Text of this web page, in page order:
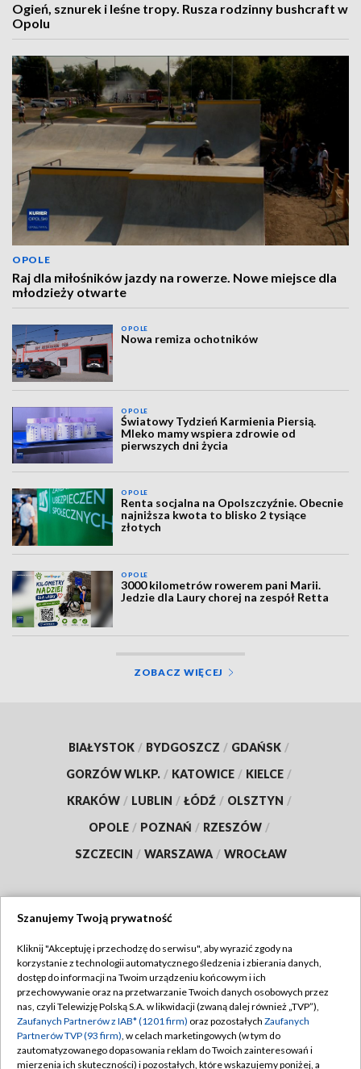
Ogień, sznurek i leśne tropy. Rusza rodzinny bushcraft w
Opolu
OPOLE
Raj dla miłośników jazdy na rowerze. Nowe miejsce dla
młodzieży otwarte
OPOLE
Nowa remiza ochotników
OPOLE
Światowy Tydzień Karmienia Piersią.
Mleko mamy wspiera zdrowie od
pierwszych dni życia
OPOLE
Renta socjalna na Opolszczyźnie. Obecnie
najniższa kwota to blisko 2 tysiące
złotych
OPOLE
3000 kilometrów rowerem pani Marii.
Jedzie dla Laury chorej na zespół Retta
ZOBACZ WIĘCEJ
BIAŁYSTOK / BYDGOSZCZ / GDAŃSK /
GORZÓW WLKP. / KATOWICE / KIELCE /
KRAKÓW / LUBLIN / ŁÓDŹ / OLSZTYN /
OPOLE / POZNAŃ / RZESZÓW /
SZCZECIN / WARSZAWA / WROCŁAW
TVP
Abonament TVP
Emisja w TVP
Centrum informacji TVP
Regulamin TVP
Polityka prywatności
Moje zgody
Szanujemy Twoją prywatność
Kliknij "Akceptuję i przechodzę do serwisu", aby wyrazić zgody na
korzystanie z technologii automatycznego śledzenia i zbierania danych,
dostęp do informacji na Twoim urządzeniu końcowym i ich
przechowywanie oraz na przetwarzanie Twoich danych osobowych przez
nas, czyli Telewizję Polską S.A. w likwidacji (zwaną dalej również „TVP”),
Zaufanych Partnerów z IAB* (1201 firm) oraz pozostałych Zaufanych
Partnerów TVP (93 firm), w celach marketingowych (w tym do
zautomatyzowanego dopasowania reklam do Twoich zainteresowań i
mierzenia ich skuteczności) i pozostałych, które wskazujemy poniżej, a